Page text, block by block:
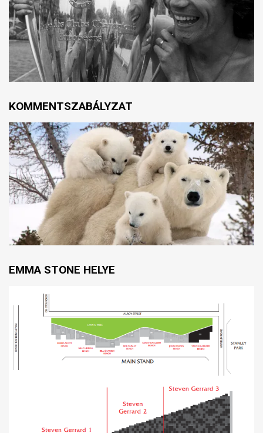
KOMMENTSZABÁLYZAT
EMMA STONE HELYE